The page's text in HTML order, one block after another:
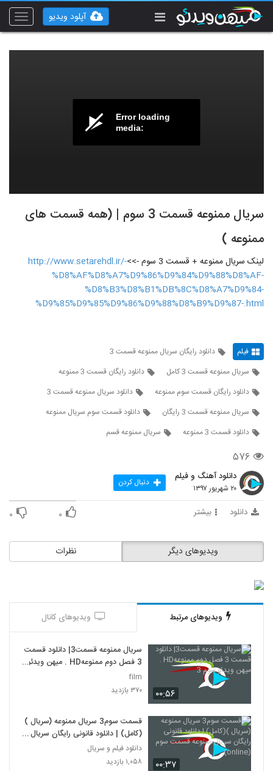
Toggle
آپلود ویدیو
Error loading
media:
سریال ممنوعه قسمت 3 سوم | (همه قسمت های
ممنوعه )
لینک سریال ممنوعه + قسمت 3 سوم ->>
http://www.setarehdl.ir/-
%D8%AF%D8%A7%D9%86%D9%84%D9%88%D8%AF-
%D8%B3%D8%B1%DB%8C%D8%A7%D9%84-
%D9%85%D9%85%D9%86%D9%88%D8%B9%D9%87-.html
فیلم
دانلود رایگان سریال ممنوعه قسمت 3
سریال ممنوعه قسمت 3 کامل
دانلود رایگان قسمت 3 ممنوعه
دانلود رایگان قسمت سوم ممنوعه
دانلود سریال ممنوعه قسمت 3
سریال ممنوعه قسمت 3 رایگان
دانلود قسمت سوم سریال ممنوعه
دانلود قسمت 3 ممنوعه
سریال ممنوعه قسم
۵۷۶
دانلود آهنگ و فیلم
۲۰ شهریور ۱۳۹۷ دنبال کردن
دانلود بیشتر ۰ ۰
نظرات ویدیوهای دیگر
ویدیوهای مرتبط ویدیوهای کانال
۰۰:۵۶
سریال ممنوعه قسمت3| دانلود قسمت
3 فصل دوم ممنوعهHD . میهن ویدئو
سوم 3
film
۳۷۰ بازدید
۰۰:۳۷
قسمت سوم3 سریال ممنوعه (سریال )
(کامل) | دانلود قانونی رایگان سریال
ممنوعه قسمت سوم (online)
دانلود فیلم و سریال
۱,۰۵۸ بازدید